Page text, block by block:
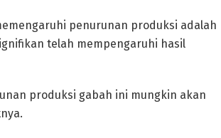
penurunan produksi adalah
telah mempengaruhi hasil
produksi gabah ini mungkin akan